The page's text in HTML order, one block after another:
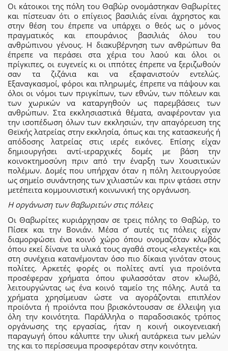
Οι κάτοικοι της πόλη του Θαβώρ ονομάστηκαν Θαβωρίτες
και πίστευαν ότι ο επίγειος βασιλιάς είναι άχρηστος και
στην θέση του έπρεπε να υπάρχει ο θεός ως ο μόνος
πραγματικός και επουράνιος βασιλιάς όλου του
ανθρώπινου γένους. Η διακυβέρνηση των ανθρώπων θα
έπρεπε να περάσει στα χέρια του λαού και όλοι οι
πρίγκιπες, οι ευγενείς κι οι ιππότες έπρεπε να ξεριζωθούν
σαν τα ζιζάνια και να εξαφανιστούν εντελώς.
Εξαναγκασμοί, φόροι και πληρωμές, έπρεπε να πάψουν και
όλοι οι νόμοι των πριγκίπων, των εθνών, των πόλεων και
των χωρικών να καταργηθούν ως παρεμβάσεις των
ανθρώπων. Στα εκκλησιαστικά θέματα, αναφέρονταν για
την ισοπέδωση όλων των εκκλησιών, την απαγόρευση της
Θεϊκής λατρείας στην εκκλησία, όπως και της κατασκευής ή
απόδοσης λατρείας στις ιερές εικόνες. Επίσης είχαν
δημιουργήσει αντί-ιεραρχικές δομές με βάση την
κοινοκτημοσύνη πριν από την έναρξη των Χουσιτικών
πολέμων. Δομές που υπήρχαν όταν η πόλη λειτουργούσε
ως σημείο συνάντησης των χιλιαστών και πριν φτάσει στην
μετέπειτα κομμουνιστική κοινωνική της οργάνωση.
Η οργάνωση των θαβωριτών στις πόλεις
Οι Θαβωρίτες κυριάρχησαν σε τρεις πόλης το Θαβώρ, το
Πίσεκ και την Βονιάν. Μέσα σ’ αυτές τις πόλεις είχαν
διαμορφώσει ένα κοινό χώρο όπου ονομαζόταν κλωβός
όπου εκεί δίνανε τα υλικά τους αγαθά στους «ελεγκτές» και
στη συνέχεια κατανέμονταν όσο πιο δίκαια γινόταν στους
πολίτες. Αρκετές φορές οι πολίτες αντί για προϊόντα
προσέφεραν χρήματα όπου φυλασσόταν στον κλωβό,
λειτουργώντας ως ένα κοινό ταμείο της πόλης. Αυτά τα
χρήματα χρησίμευαν ώστε να αγοράζονται επιπλέον
προϊόντα ή προϊόντα που βρισκόντουσαν σε έλλειψη για
όλη την κοινότητα. Παράλληλα ο παραδοσιακός τρόπος
οργάνωσης της εργασίας, ήταν η κοινή οικογενειακή
παραγωγή όπου κάλυπτε την υλική αυτάρκεια των μελών
της και το περίσσευμα προσφερόταν στην κοινότητα.